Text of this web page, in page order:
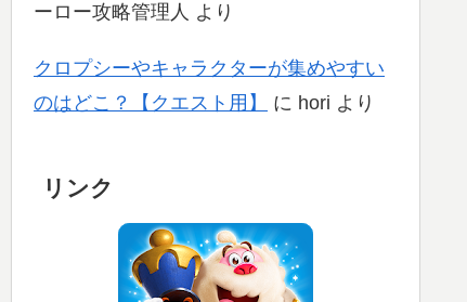
ーロー攻略管理人 より
クロプシーやキャラクターが集めやすい
のはどこ？【クエスト用】
に hori より
リンク